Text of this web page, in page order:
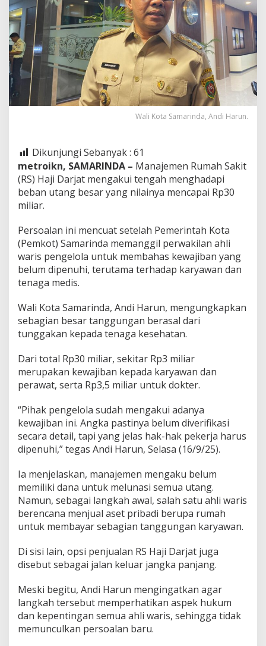
Wali Kota Samarinda, Andi Harun.
Dikunjungi Sebanyak : 61
metroikn, SAMARINDA – Manajemen Rumah Sakit
(RS) Haji Darjat mengakui tengah menghadapi
beban utang besar yang nilainya mencapai Rp30
miliar.
Persoalan ini mencuat setelah Pemerintah Kota
(Pemkot) Samarinda memanggil perwakilan ahli
waris pengelola untuk membahas kewajiban yang
belum dipenuhi, terutama terhadap karyawan dan
tenaga medis.
Wali Kota Samarinda, Andi Harun, mengungkapkan
sebagian besar tanggungan berasal dari
tunggakan kepada tenaga kesehatan.
Dari total Rp30 miliar, sekitar Rp3 miliar
merupakan kewajiban kepada karyawan dan
perawat, serta Rp3,5 miliar untuk dokter.
“Pihak pengelola sudah mengakui adanya
kewajiban ini. Angka pastinya belum diverifikasi
secara detail, tapi yang jelas hak-hak pekerja harus
dipenuhi,” tegas Andi Harun, Selasa (16/9/25).
Ia menjelaskan, manajemen mengaku belum
memiliki dana untuk melunasi semua utang.
Namun, sebagai langkah awal, salah satu ahli waris
berencana menjual aset pribadi berupa rumah
untuk membayar sebagian tanggungan karyawan.
Di sisi lain, opsi penjualan RS Haji Darjat juga
disebut sebagai jalan keluar jangka panjang.
Meski begitu, Andi Harun mengingatkan agar
langkah tersebut memperhatikan aspek hukum
dan kepentingan semua ahli waris, sehingga tidak
memunculkan persoalan baru.